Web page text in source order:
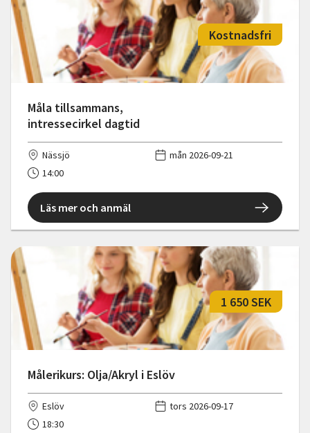
Måla tillsammans,
intressecirkel dagtid
Kostnadsfri
Nässjö
mån 2026-09-21
14:00
Läs mer och anmäl
Målerikurs: Olja/Akryl i Eslöv
1 650 SEK
Eslöv
tors 2026-09-17
18:30